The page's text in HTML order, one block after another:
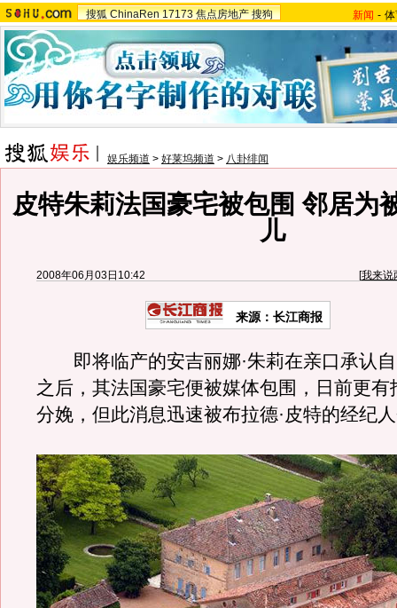
搜狐 ChinaRen 17173 焦点房地产 搜狗 新闻 -
娱乐频道 > 好莱坞频道 > 八卦绯闻
皮特朱莉法国豪宅被包围 邻居为
儿
2008年06月03日10:42 [我来说
来源：长江商报
即将临产的安吉丽娜·朱莉在亲口承认自
之后，其法国豪宅便被媒体包围，日前更有
分娩，但此消息迅速被布拉德·皮特的经纪